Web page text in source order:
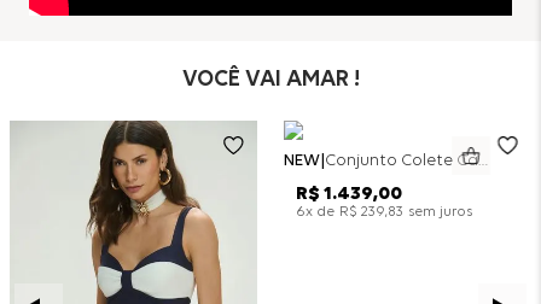
VOCÊ VAI AMAR !
NEW Conjunto Colete Calça Barril Bicolor Alfaiataria - Off White
R$ 1 .439,00
6x de R$ 239,83 sem juros